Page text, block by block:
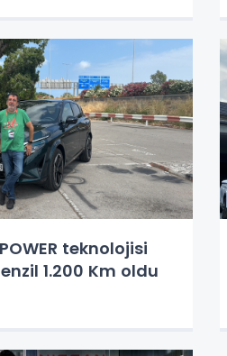
teknolojisi
1.200 Km oldu